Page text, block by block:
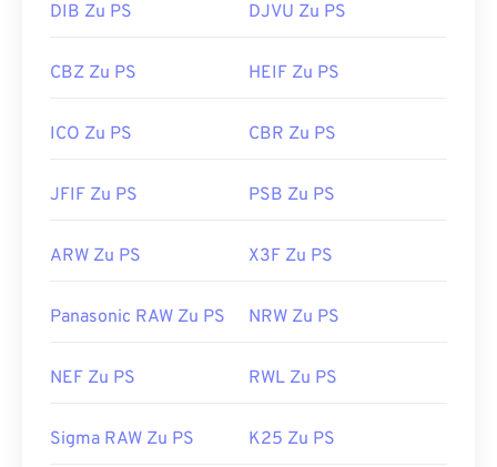
DIB Zu PS DJVU Zu PS
CBZ Zu PS HEIF Zu PS
ICO Zu PS CBR Zu PS
JFIF Zu PS PSB Zu PS
ARW Zu PS X3F Zu PS
Panasonic RAW Zu PS NRW Zu PS
NEF Zu PS RWL Zu PS
Sigma RAW Zu PS K25 Zu PS